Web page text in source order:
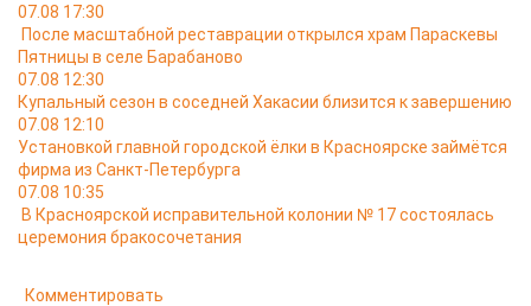
07.08 17:30
После масштабной реставрации открылся храм Параскевы
Пятницы в селе Барабаново
07.08 12:30
Купальный сезон в соседней Хакасии близится к завершению
07.08 12:10
Установкой главной городской ёлки в Красноярске займётся
фирма из Санкт-Петербурга
07.08 10:35
В Красноярской исправительной колонии № 17 состоялась
церемония бракосочетания
Комментировать